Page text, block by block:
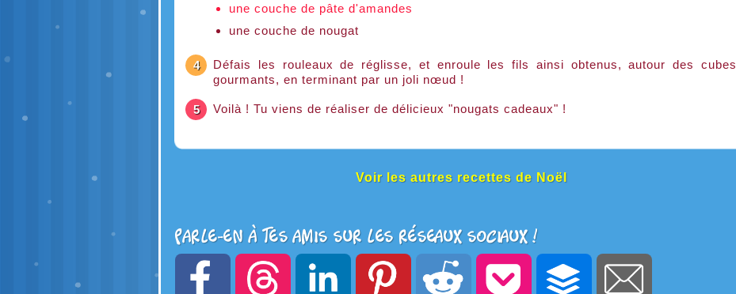
une couche de pâte d'amandes
une couche de nougat
4
Défais les rouleaux de réglisse, et enroule les fils ainsi obtenus, autour des cubes
gourmants, en terminant par un joli nœud !
5 Voilà ! Tu viens de réaliser de délicieux "nougats cadeaux" !
Voir les autres recettes de Noël
Parle-en à tes amis sur les réseaux sociaux !